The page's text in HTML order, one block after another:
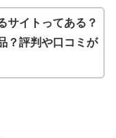
サイトってある？
？評判や口コミが